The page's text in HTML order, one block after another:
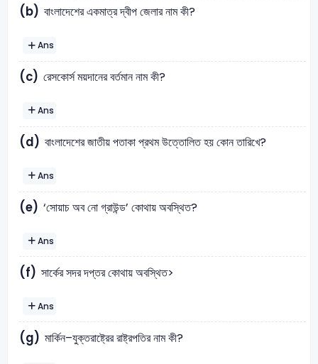
(b) বাংলাদেশের একমাত্র দ্বীপ জেলার নাম কী?
Ans
(c) রেসকোর্স ময়দানের বর্তমান নাম কী?
Ans
(d) বাংলাদেশের জাতীয় পতাকা প্রথম উত্তোলিত হয় কোন তারিখে?
Ans
(e) ‘সোয়াচ অব নো গ্রাউন্ড’ কোথায় অবস্থিত?
Ans
(f) সার্কের সদর দপ্তর কোথায় অবস্থিত>
Ans
(g) মার্কিন–যুক্তরাষ্ট্রের রাষ্ট্রপতির নাম কী?